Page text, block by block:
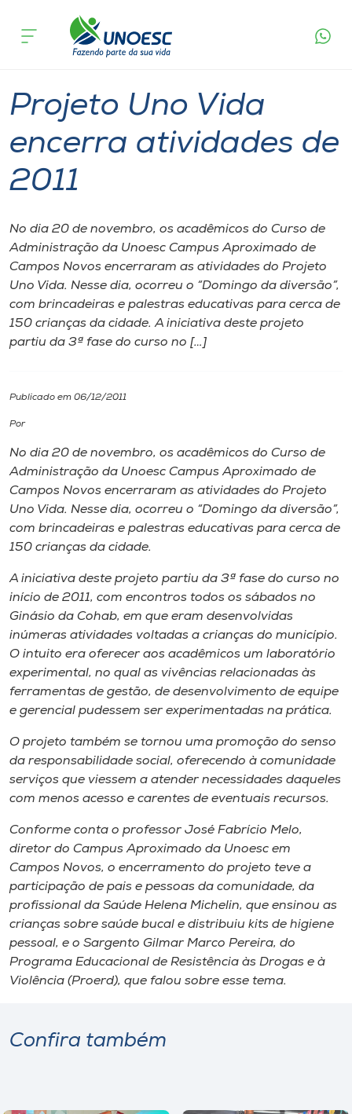
Cursos
Atendimento ao Estudante
Portal de Ensino
A
Internacionalização
Cultura
CPA
Biblioteca
Editora
Rádio
Museu
Unoesc
Store
Selecione
o idioma
acontece
Projeto Uno Vida
encerra atividades de
2011
No dia 20 de novembro, os acadêmicos do Curso de
Administração da Unoesc Campus Aproximado de
Campos Novos encerraram as atividades do Projeto
Uno Vida. Nesse dia, ocorreu o “Domingo da diversão”,
com brincadeiras e palestras educativas para cerca de
150 crianças da cidade. A iniciativa deste projeto
partiu da 3ª fase do curso no […]
Publicado em 06/12/2011
Por
No dia 20 de novembro, os acadêmicos do Curso de
Administração da Unoesc Campus Aproximado de
Campos Novos encerraram as atividades do Projeto
Uno Vida. Nesse dia, ocorreu o “Domingo da diversão”,
com brincadeiras e palestras educativas para cerca de
150 crianças da cidade.
A iniciativa deste projeto partiu da 3ª fase do curso no
início de 2011, com encontros todos os sábados no
Ginásio da Cohab, em que eram desenvolvidas
inúmeras atividades voltadas a crianças do município.
O intuito era oferecer aos acadêmicos um laboratório
experimental, no qual as vivências relacionadas às
ferramentas de gestão, de desenvolvimento de equipe
e gerencial pudessem ser experimentadas na prática.
O projeto também se tornou uma promoção do senso
da responsabilidade social, oferecendo à comunidade
serviços que viessem a atender necessidades daqueles
com menos acesso e carentes de eventuais recursos.
Conforme conta o professor José Fabrício Melo,
diretor do Campus Aproximado da Unoesc em
Campos Novos, o encerramento do projeto teve a
participação de pais e pessoas da comunidade, da
profissional da Saúde Helena Michelin, que ensinou as
crianças sobre saúde bucal e distribuiu kits de higiene
pessoal, e o Sargento Gilmar Marco Pereira, do
Programa Educacional de Resistência às Drogas e à
Violência (Proerd), que falou sobre esse tema.
Confira também